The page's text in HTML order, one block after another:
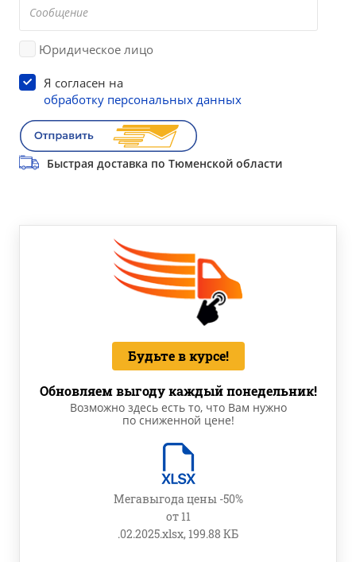
Юридическое лицо
Я согласен на
обработку персональных данных
Быстрая доставка по Тюменской области
Будьте в курсе!
Обновляем выгоду каждый понедельник!
Возможно здесь есть то, что Вам нужно
по сниженной цене!
Мегавыгода цены -50%
от 11
.02.2025.xlsx, 199.88 КБ